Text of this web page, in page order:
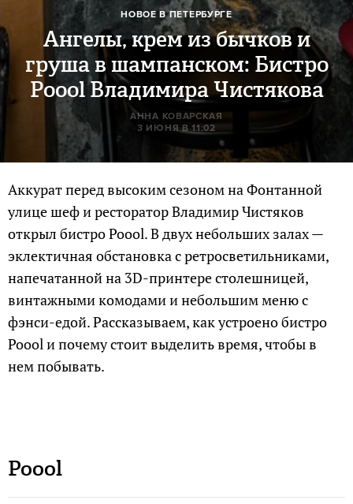
НОВОЕ В ПЕТЕРБУРГЕ
Ангелы, крем из бычков и
груша в шампанском: Бистро
Poool Владимира Чистякова
АННА КОВАРСКАЯ
3 ИЮНЯ В 11:02
Аккурат перед высоким сезоном на Фонтанной
улице шеф и ресторатор Владимир Чистяков
открыл бистро Poool. В двух небольших залах —
эклектичная обстановка с ретросветильниками,
напечатанной на 3D-принтере столешницей,
винтажными комодами и небольшим меню с
фэнси-едой. Рассказываем, как устроено бистро
Poool и почему стоит выделить время, чтобы в
нем побывать.
Poool